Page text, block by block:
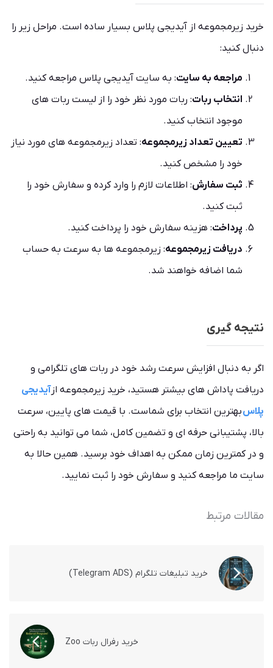
خرید زیرمجموعه از آیدیجی پلاس بسیار ساده است. مراحل زیر را
دنبال کنید:
مراجعه به سایت: به سایت آیدیجی پلاس مراجعه کنید.
انتخاب ربات: ربات مورد نظر خود را از لیست ربات های
موجود انتخاب کنید.
تعیین تعداد زیرمجموعه: تعداد زیرمجموعه های مورد نیاز
خود را مشخص کنید.
ثبت سفارش: اطلاعات لازم را وارد کرده و سفارش خود را
ثبت کنید.
پرداخت: هزینه سفارش خود را پرداخت کنید.
دریافت زیرمجموعه: زیرمجموعه ها به سرعت به حساب
شما اضافه خواهند شد.
نتیجه گیری
اگر به دنبال افزایش سرعت رشد خود در ربات های تلگرامی و
دریافت پاداش های بیشتر هستید، خرید زیرمجموعه از آیدیجی
پلاسبهترین انتخاب برای شماست. با قیمت های پایین، سرعت
بالا، پشتیبانی حرفه ای و تضمین کامل، شما می توانید به راحتی
و در کمترین زمان ممکن به اهداف خود برسید. همین حالا به
سایت ما مراجعه کنید و سفارش خود را ثبت نمایید.
مقالات مرتبط
خرید تبلیغات تلگرام (Telegram ADS)
خرید رفرال ربات Zoo